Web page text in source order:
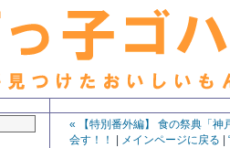
« 【特別番外編】 食の祭典「
会す！！
メインページに戻る